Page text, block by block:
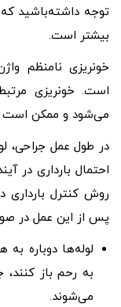
توجه داشته‌باشید
بیشتر است.
خونریزی نامنظم
است. خونریزی
می‌شود و ممکن است
در طول عمل جراحی،
احتمال بارداری در
پس از این عمل در
لوله‌ها دوباره
به رحم باز
می‌شوند.